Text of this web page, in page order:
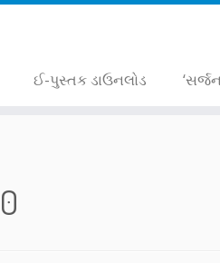
ઈ-પુસ્તક ડાઉનલોડ